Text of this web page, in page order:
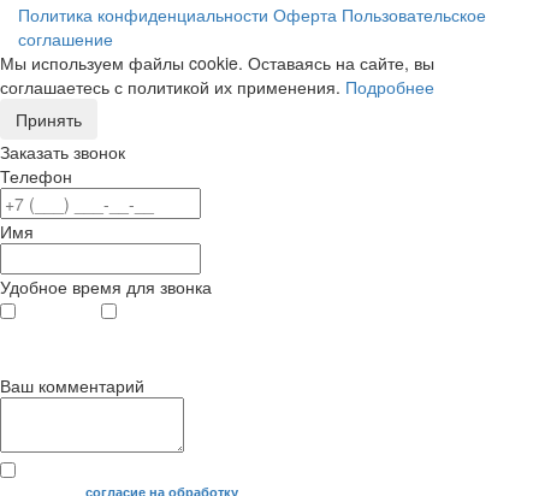
Политика конфиденциальности Оферта Пользовательское
соглашение
Мы используем файлы cookie. Оставаясь на сайте, вы
соглашаетесь с политикой их применения. Подробнее
Принять
Заказать звонок
Телефон
Имя
Удобное время для звонка
Ваш комментарий
Я даю своесогласие на обработку